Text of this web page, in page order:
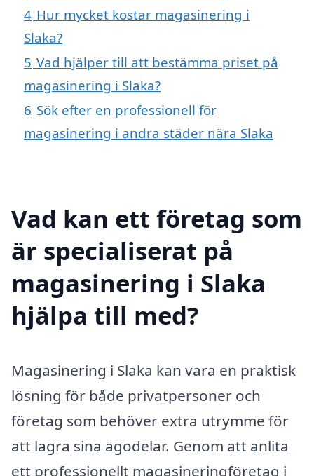
4 Hur mycket kostar magasinering i
Slaka?
5 Vad hjälper till att bestämma priset på
magasinering i Slaka?
6 Sök efter en professionell för
magasinering i andra städer nära Slaka
Vad kan ett företag som
är specialiserat på
magasinering i Slaka
hjälpa till med?
Magasinering i Slaka kan vara en praktisk
lösning för både privatpersoner och
företag som behöver extra utrymme för
att lagra sina ägodelar. Genom att anlita
ett professionellt magasineringföretag i